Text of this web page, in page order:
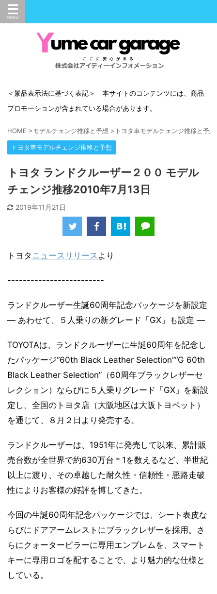
＜景品表示法に基づく表記＞ 本サイトのコンテンツには、商品
プロモーションが含まれている場合があります。
HOME >モデルチェンジ推移と予想 > トヨタ車モデルチェンジ推移と予想
トヨタ車モデルチェンジ推移と予想
トヨタ ランドクルーザー２００ モデル
チェンジ推移2010年7月13日
2019年11月21日
トヨタ ニュースリリース より
-------------------------
ランドクルーザー生誕60周年記念パッケージを新設定
― あわせて、５人乗りの新グレード「GX」も設定 ―
TOYOTAは、ランドクルーザーに生誕60周年を記念し
たパッケージ“60th Black Leather Selection”“G 60th
Black Leather Selection”（60周年ブラックレザーセ
レクション）ならびに５人乗りグレード「GX」を新設
定し、全国のトヨタ店（大阪地区は大阪トヨペット）
を通じて、８月２日より発売する。
ランドクルーザーは、1951年に発売して以来、累計販
売台数が全世界で約630万台＊1を数えるなど、半世紀
以上に渡り、その卓越した耐久性・信頼性・悪路走破
性によりお客様の好評を博してきた。
今回の生誕60周年記念パッケージでは、シート表皮な
らびにドアアームレストにブラックレザーを採用。さ
らにクォーターピラーに専用エンブレムを、スマート
キーに専用ロゴを配することで、より魅力的な仕様と
している。